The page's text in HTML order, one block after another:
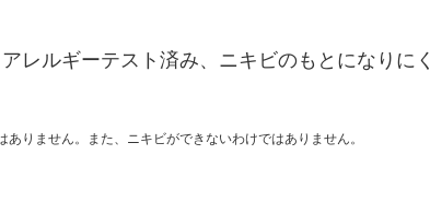
レルギーテスト済み、ニキビのもとになりにく
りません。また、ニキビができないわけではありません。